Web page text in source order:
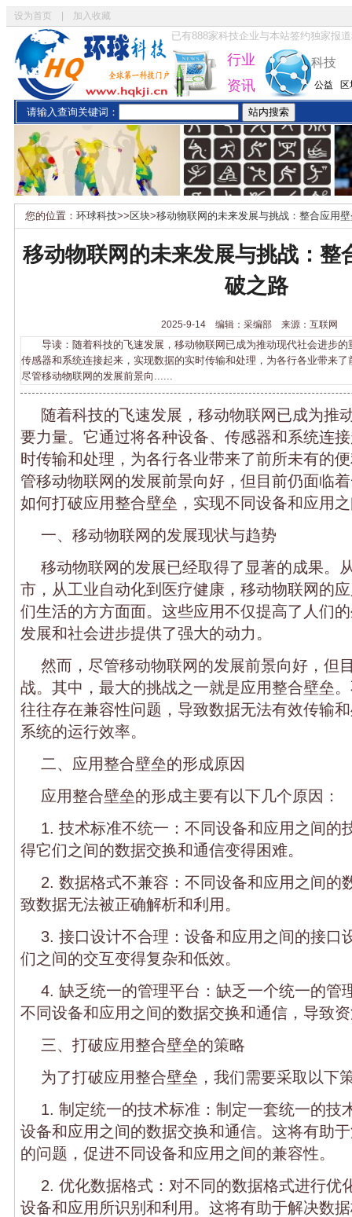
设为首页 加入收藏
已有888家科技企业与本站签约独家报
行业
资讯
科技
公益
请输入查询关键词：
您的位置： 环球科技>>区块>移动物联网的未来发展与挑战：整合应用
移动物联网的未来发展与挑战：整
破之路
2025-9-14 编辑：采编部 来源：互联网
导读：随着科技的飞速发展，移动物联网已成为推动现代社会进步的
传感器和系统连接起来，实现数据的实时传输和处理，为各行各业带来
尽管移动物联网的发展前景向......
随着科技的飞速发展，移动物联网已成为推
要力量。它通过将各种设备、传感器和系统连
时传输和处理，为各行各业带来了前所未有的
管移动物联网的发展前景向好，但目前仍面临
如何打破应用整合壁垒，实现不同设备和应用
一、移动物联网的发展现状与趋势
移动物联网的发展已经取得了显著的成果。
市，从工业自动化到医疗健康，移动物联网的
们生活的方方面面。这些应用不仅提高了人们
发展和社会进步提供了强大的动力。
然而，尽管移动物联网的发展前景向好，但
战。其中，最大的挑战之一就是应用整合壁垒
往往存在兼容性问题，导致数据无法有效传输
系统的运行效率。
二、应用整合壁垒的形成原因
应用整合壁垒的形成主要有以下几个原因：
1. 技术标准不统一：不同设备和应用之间的
得它们之间的数据交换和通信变得困难。
2. 数据格式不兼容：不同设备和应用之间的
致数据无法被正确解析和利用。
3. 接口设计不合理：设备和应用之间的接口
们之间的交互变得复杂和低效。
4. 缺乏统一的管理平台：缺乏一个统一的管
不同设备和应用之间的数据交换和通信，导致
三、打破应用整合壁垒的策略
为了打破应用整合壁垒，我们需要采取以下
1. 制定统一的技术标准：制定一套统一的技
设备和应用之间的数据交换和通信。这将有助
的问题，促进不同设备和应用之间的兼容性。
2. 优化数据格式：对不同的数据格式进行优
设备和应用所识别和利用。这将有助于解决数